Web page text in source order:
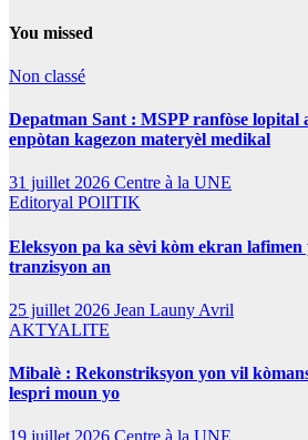
You missed
Non classé
Depatman Sant : MSPP ranfòse lopital
enpòtan kagezon materyèl medikal
31 juillet 2026 Centre à la UNE
Editoryal POlITIK
Eleksyon pa ka sèvi kòm ekran
tranzisyon an
25 juillet 2026 Jean Launy Avril
AKTYALITE
Mibalè : Rekonstriksyon yon vil
lespri moun yo